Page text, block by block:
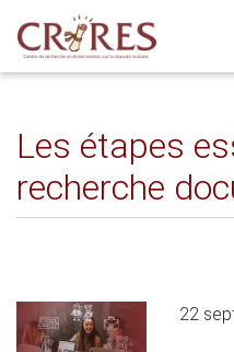
Les étapes
recherche
22